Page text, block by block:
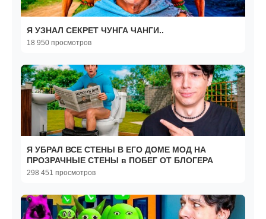
Я УЗНАЛ СЕКРЕТ ЧУНГА ЧАНГИ..
18 950 просмотров
Я УБРАЛ ВСЕ СТЕНЫ В ЕГО ДОМЕ МОД НА
ПРОЗРАЧНЫЕ СТЕНЫ в ПОБЕГ ОТ БЛОГЕРА
298 451 просмотров